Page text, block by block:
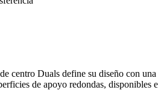
centro Duals define su diseño con
de apoyo redondas,